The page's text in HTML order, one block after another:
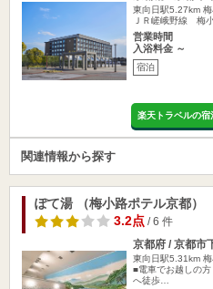
東向日駅5.27km
ＪＲ嵯峨野線 梅
営業時間
入浴料金 ～
宿泊
楽天トラベルの宿
関連情報から探す
ぽて湯 （梅小路ポテル京都）
3.2点/ 6 件
京都府 / 京都市
東向日駅5.31km
■電車でお越し
へ徒歩…